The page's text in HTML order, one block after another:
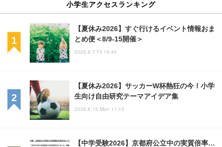
小学生アクセスランキング
【夏休み2026】すぐ行けるイベント情報おま
とめ便＜8/9-15開催＞
2026.8.7 Fri 19:45
【夏休み2026】サッカーW杯熱狂の今！小学
生向け自由研究テーマアイデア集
2026.6.15 Mon 11:15
【中学受験2026】京都府公立中の実質倍率…